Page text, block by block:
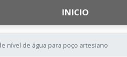
INICIO
nível de água para poço artesiano